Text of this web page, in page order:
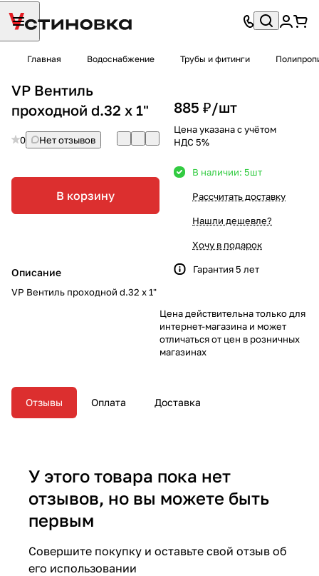
Главная Водоснабжение Трубы и фитинги
VP Вентиль
проходной d.32 х 1"
0 Нет отзывов
В корзину
Описание
VP Вентиль проходной d.32 х 1"
885 ₽/шт
Цена указана с учётом
НДС 5%
В наличии: 5шт
Рассчитать доставку
Нашли дешевле?
Хочу в подарок
Гарантия 5 лет
Цена действительна только для
интернет-магазина и может
отличаться от цен в розничных
магазинах
Отзывы Оплата Доставка
У этого товара пока нет
отзывов, но вы можете быть
первым
Совершите покупку и оставьте свой отзыв об
его использовании